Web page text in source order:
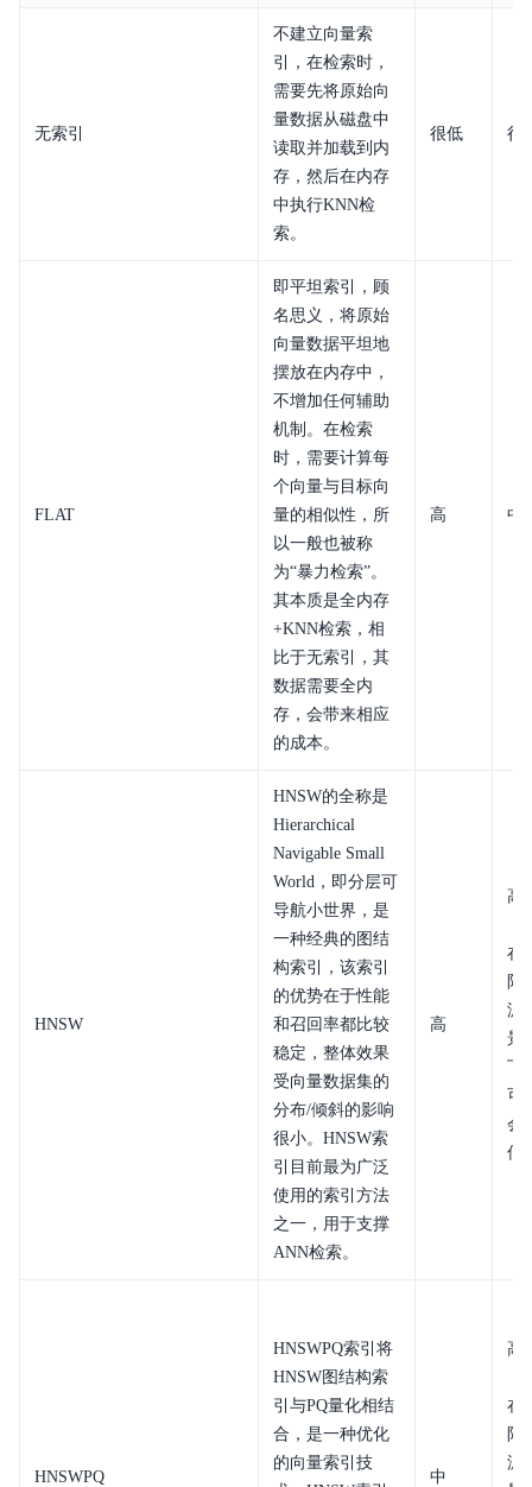
无索引
不建立向量索
引，在检索时，
需要先将原始向
量数据从磁盘中
读取并加载到内
存，然后在内存
中执行KNN检
索。
很低 很
FLAT
即平坦索引，顾
名思义，将原始
向量数据平坦地
摆放在内存中，
不增加任何辅助
机制。在检索
时，需要计算每
个向量与目标向
量的相似性，所
以一般也被称
为“暴力检索”。
其本质是全内存
+KNN检索，相
比于无索引，其
数据需要全内
存，会带来相应
的成本。
高 中
HNSW
HNSW的全称是
Hierarchical
Navigable Small
World，即分层可
导航小世界，是
一种经典的图结
构索引，该索引
的优势在于性能
和召回率都比较
稳定，整体效果
受向量数据集的
分布/倾斜的影响
很小。HNSW索
引目前最为广泛
使用的索引方法
之一，用于支撑
ANN检索。
高
高
在
限
滤
景
下
可
会
低
HNSWPQ
HNSWPQ索引将
HNSW图结构索
引与PQ量化相结
合，是一种优化
的向量索引技
中
高
在
限
滤